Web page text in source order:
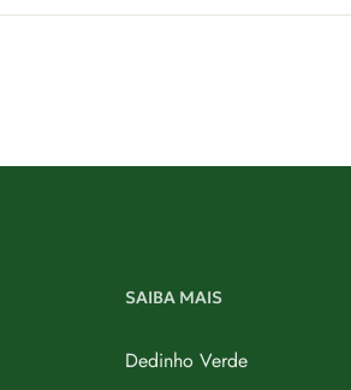
SAIBA MAIS
Dedinho Verde